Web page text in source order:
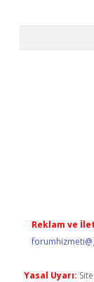
Reklam ve
Yasal Uyarı: